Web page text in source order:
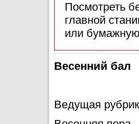
Посмотреть
главной
или
Весенний бал
Ведущая